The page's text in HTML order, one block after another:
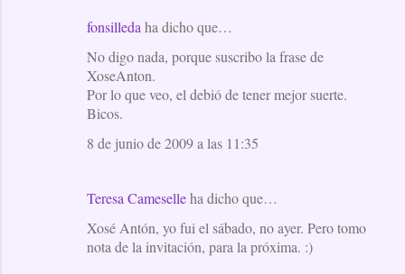
fonsilleda ha dicho que…
No digo nada, porque suscribo la frase de
XoseAnton.
Por lo que veo, el debió de tener mejor suerte.
Bicos.
8 de junio de 2009 a las 11:35
Teresa Cameselleha dicho que…
Xosé Antón, yo fui el sábado, no ayer. Pero tomo
nota de la invitación, para la próxima. :)